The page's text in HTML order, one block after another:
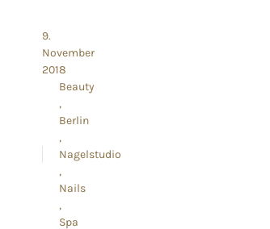
9.
November
2018
Beauty
Berlin
Nagelstudio
Nails
Spa